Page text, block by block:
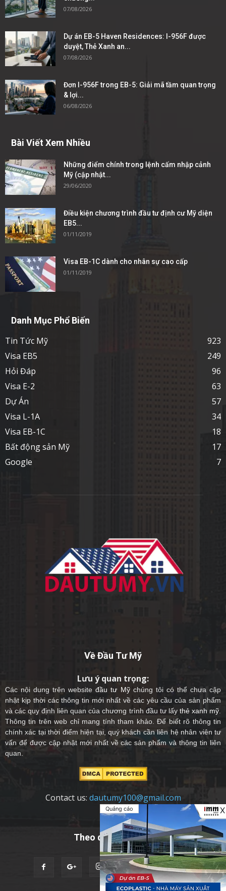
Quảng cáo X
07/08/2026
Dự án EB-5 Haven Residences: I-956F được
duyệt, Thẻ Xanh an...
07/08/2026
Đơn I-956F trong EB-5: Giải mã tầm quan trọng
& lợi...
06/08/2026
Bài Viết Xem Nhiều
Những điểm chính trong lệnh cấm nhập cảnh
Mỹ (cập nhật...
29/06/2020
Điều kiện chương trình đầu tư định cư Mỹ diện
EB5...
01/11/2019
Visa EB-1C dành cho nhân sự cao cấp
01/11/2019
Danh Mục Phổ Biến
Tin Tức Mỹ
923
Visa EB5
249
Hỏi Đáp
96
Visa E-2
63
Dự Án
57
Visa L-1A
34
Visa EB-1C
18
Bất động sản Mỹ
17
Google
7
Về Đầu Tư Mỹ
Lưu ý quan trọng:
Các nội dung trên websiteđầu tư Mỹchúng tôi có thể chưa cập
nhật kịp thời các thông tin mới nhất về các yêu cầu của sản phẩm
và các quy định liên quan của chương trình đầu tư lấy thẻ xanh mỹ
Thông tin trên web chỉ mang tính tham khảo. Để biết rõ thông tin
chính xác tại thời điểm hiện tại, quý khách cần liên hệ nhân viên tư
vấn để được cập nhật mới nhất về các sản phẩm và thông tin liên
quan.
Contact us: dautumy100@gmail.com
Theo dõi chúng tôi